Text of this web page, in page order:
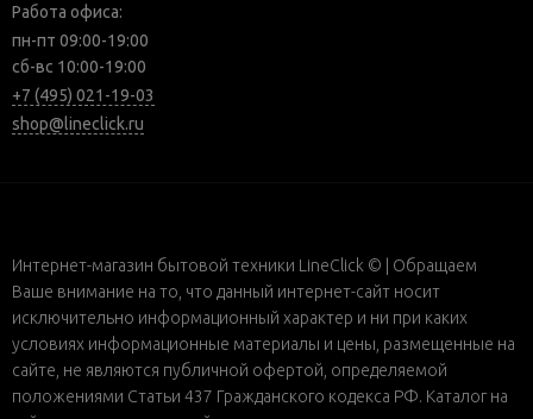
Работа офиса:
пн-пт 09:00-19:00
сб-вс 10:00-19:00
+7 (495) 021-19-03
shop@lineclick.ru
Интернет-магазин бытовой техники LineClick © | Обращаем
Ваше внимание на то, что данный интернет-сайт носит
исключительно информационный характер и ни при каких
условиях информационные материалы и цены, размещенные на
сайте, не являются публичной офертой, определяемой
положениями Статьи 437 Гражданского кодекса РФ. Каталог на